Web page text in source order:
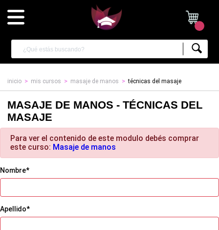
inicio mis cursos masaje de manos técnicas del masaje
MASAJE DE MANOS - TÉCNICAS DEL
MASAJE
Para ver el contenido de este modulo debés comprar
este curso: Masaje de manos
Nombre*
Apellido*